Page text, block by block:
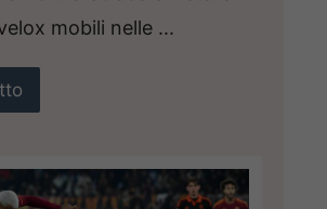
mobili nelle ...